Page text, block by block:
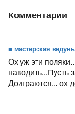
Комментарии
■ мастерская
Ох уж эти
наводить...Пусть
Доиграются... ох